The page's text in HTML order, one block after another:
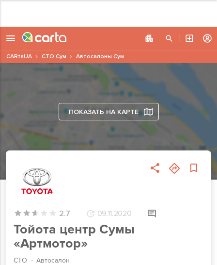
ПОКАЗАТЬ НА КАРТЕ
2.7 09.11.2020
Тойота центр Сумы
«Артмотор»
СТО Автосалон
CARtaUA СТО Сум Автосалоны Сум